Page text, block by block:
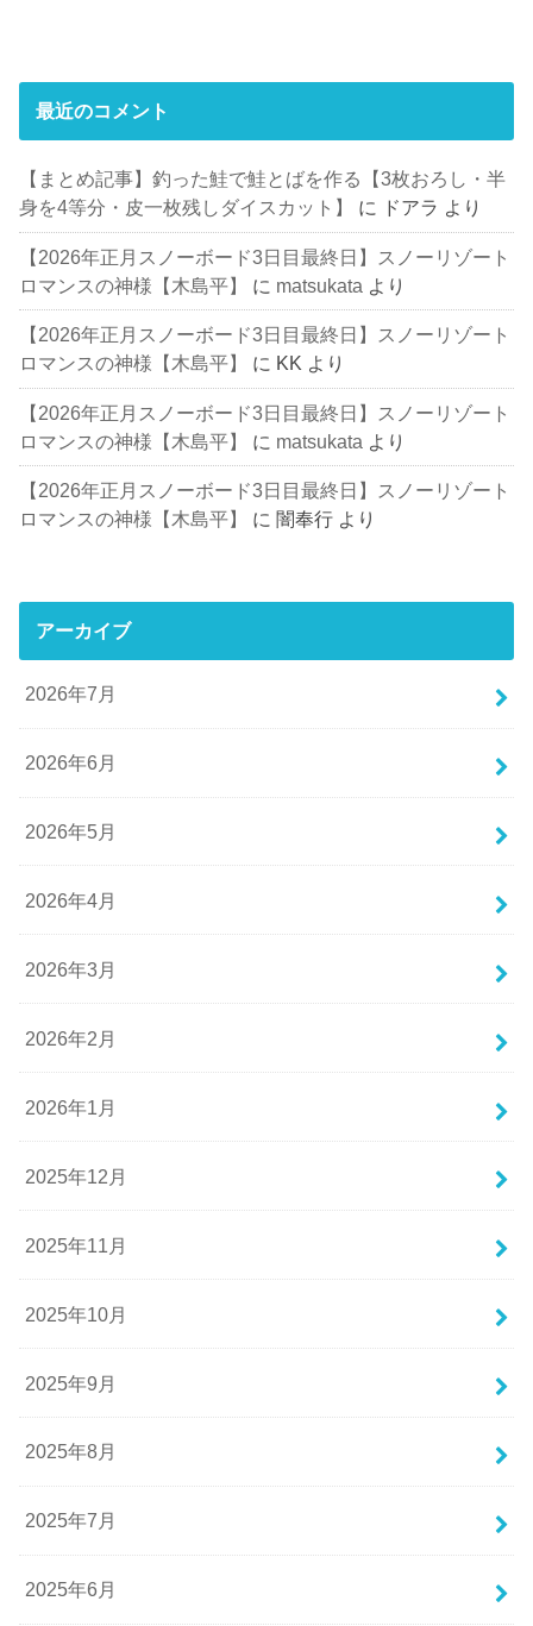
最近のコメント
【まとめ記事】釣った鮭で鮭とばを作る【3枚おろし・半
身を4等分・皮一枚残しダイスカット】
に ドアラ より
【2026年正月スノーボード3日目最終日】スノーリゾート
ロマンスの神様【木島平】
に matsukata より
【2026年正月スノーボード3日目最終日】スノーリゾート
ロマンスの神様【木島平】
に KK より
【2026年正月スノーボード3日目最終日】スノーリゾート
ロマンスの神様【木島平】
に matsukata より
【2026年正月スノーボード3日目最終日】スノーリゾート
ロマンスの神様【木島平】
に闇奉行 より
アーカイブ
2026年7月
2026年6月
2026年5月
2026年4月
2026年3月
2026年2月
2026年1月
2025年12月
2025年11月
2025年10月
2025年9月
2025年8月
2025年7月
2025年6月